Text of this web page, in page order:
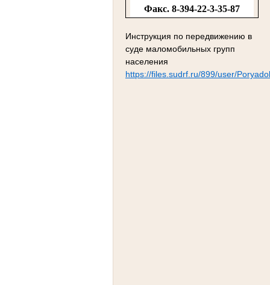
Факс. 8-394-22-3-35-87
Инструкция по передвижению в
суде маломобильных групп
населения
https://files.sudrf.ru/899/user/